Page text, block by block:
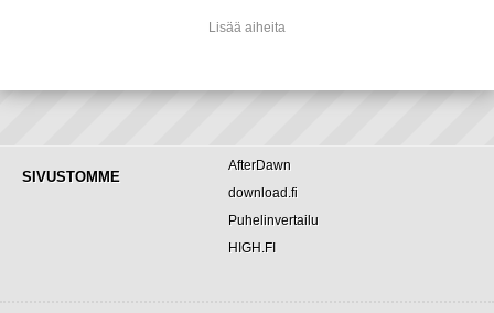
Lisää aiheita
SIVUSTOMME
AfterDawn
download.fi
Puhelinvertailu
HIGH.FI